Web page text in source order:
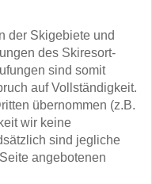
der Skigebiete und
des Skiresort-
sind somit
auf Vollständigkeit.
übernommen (z.B.
wir keine
sind jegliche
angebotenen